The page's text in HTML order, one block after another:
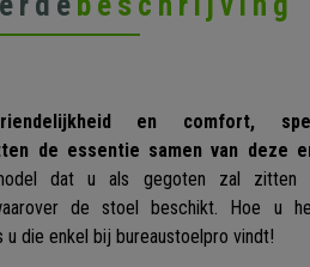
en comfort,
de essentie samen van deze
dat u als gegoten zal zitten
de stoel beschikt. Hoe u
die enkel bij bureaustoelpro vindt!